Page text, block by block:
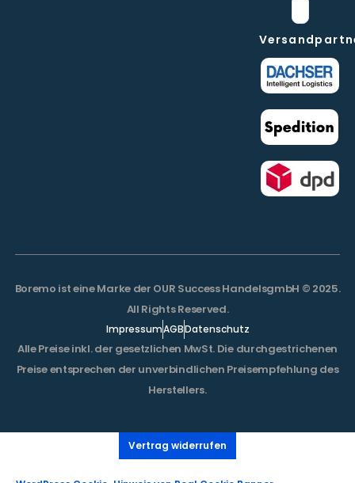
Boremo ist eine Marke der OUR Success HandelsgmbH © 2025.
All Rights Reserved.
ImpressumAGBDatenschutz
Alle Preise inkl. der gesetzlichen MwSt. Die durchgestrichenen
Preise entsprechen der unverbindlichen Preisempfehlung des
Herstellers.
Vertrag widerrufen